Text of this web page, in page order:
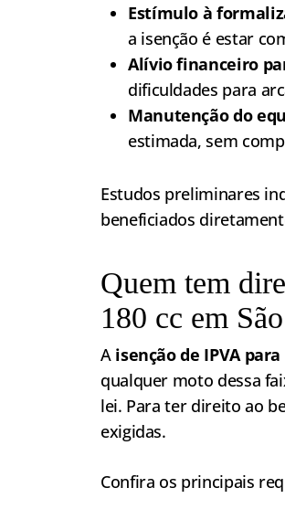
Estímulo à
a isenção é estar
Alívio financeiro
dificuldades para
Manutenção do
estimada, sem
Estudos preliminares
beneficiados
Quem tem
180 cc em
A isenção de IPVA
qualquer moto dessa
lei. Para ter direito ao
exigidas.
Confira os principais